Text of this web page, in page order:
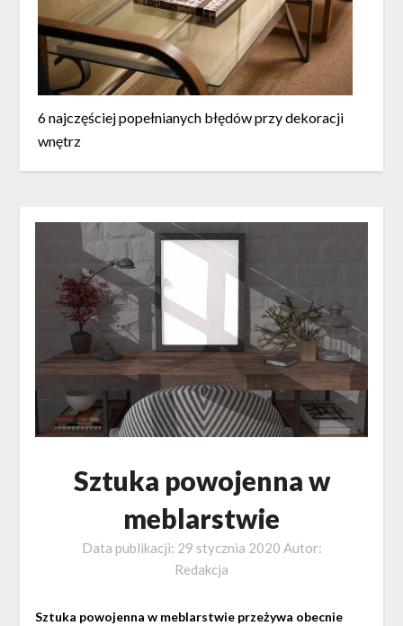
6 najczęściej popełnianych błędów przy dekoracji
wnętrz
Sztuka powojenna w
meblarstwie
Data publikacji: 29 stycznia 2020 Autor:
Redakcja
Sztuka powojenna w meblarstwie przeżywa obecnie